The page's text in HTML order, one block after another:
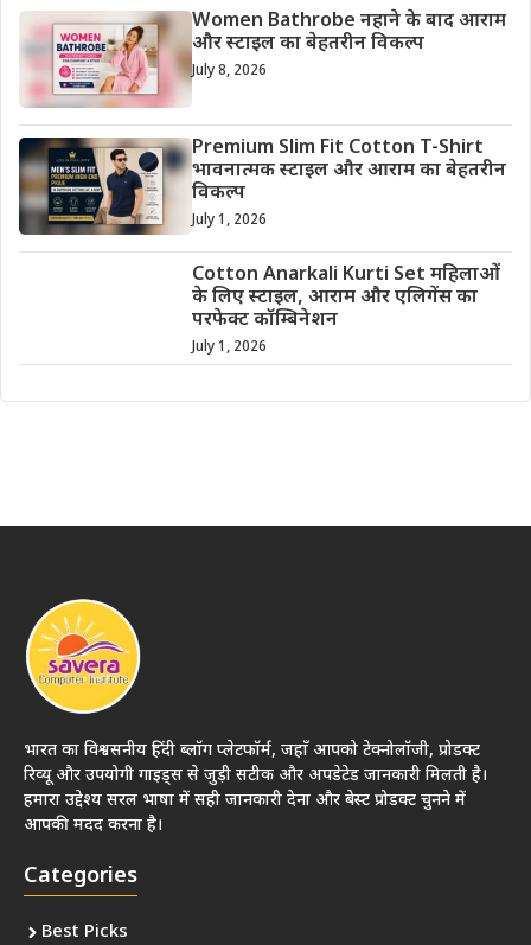
Women Bathrobe नहाने के बाद आराम
और स्टाइल का बेहतरीन विकल्प
July 8, 2026
Premium Slim Fit Cotton T-Shirt
भावनात्मक स्टाइल और आराम का बेहतरीन
विकल्प
July 1, 2026
Cotton Anarkali Kurti Set महिलाओं
के लिए स्टाइल, आराम और एलिगेंस का
परफेक्ट कॉम्बिनेशन
July 1, 2026
भारत का विश्वसनीय हिंदी ब्लॉग प्लेटफॉर्म, जहाँ आपको टेक्नोलॉजी, प्रोडक्ट
रिव्यू और उपयोगी गाइड्स से जुड़ी सटीक और अपडेटेड जानकारी मिलती है।
हमारा उद्देश्य सरल भाषा में सही जानकारी देना और बेस्ट प्रोडक्ट चुनने में
आपकी मदद करना है।
Categories
Best Picks